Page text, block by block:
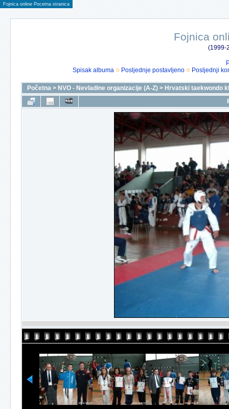
Fojnica online Pocetna stranica
Fojnica
(1999-
Spisak albuma
Posljednje postavljeno Posljednji
Početna > NVO - Nevladine organizacije (A-Z) > Hrvatski taekwondo